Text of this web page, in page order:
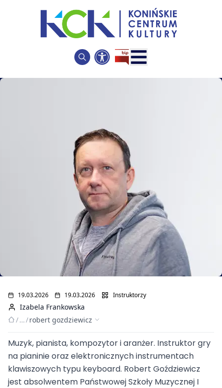
Robert Goździewicz
19.03.2026 19.03.2026 Instruktorzy
Izabela Frankowska
/…/robert gozdziewicz
Muzyk, pianista, kompozytor i aranżer. Instruktor gry
na pianinie oraz elektronicznych instrumentach
klawiszowych typu keyboard. Robert Goździewicz
jest absolwentem Państwowej Szkoły Muzycznej I